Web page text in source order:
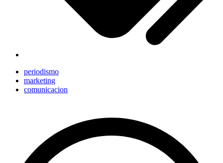
periodismo
marketing
comunicacion